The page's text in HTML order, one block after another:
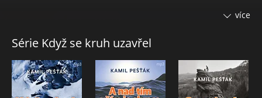
Talentovaný muzikant a horolezec David poznává první
výhody čerstvě nabyté svobody. O českou muziku je ve světě
zájem, začíná život ve stylu „sex-drogy-rock’n’roll“. Netuší, že
se právě stal součástí mafiánských struktur. Poté, co se stane
více
Série Když se kruh uzavřel